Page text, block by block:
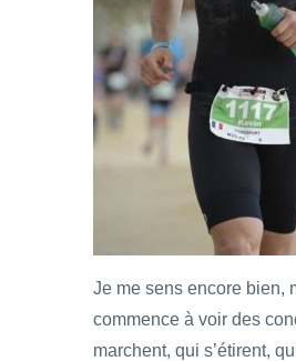
Je me sens encore bien,
commence à voir des
marchent, qui s’étirent,